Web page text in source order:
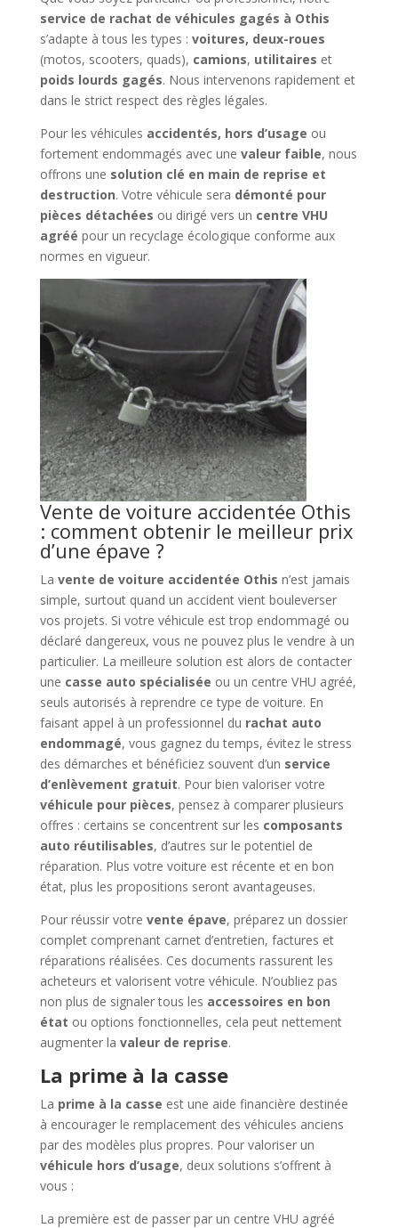
service de rachat de véhicules gagés à Othis
s’adapte à tous les types : voitures, deux-roues
(motos, scooters, quads), camions, utilitaires et
poids lourds gagés. Nous intervenons rapidement et
dans le strict respect des règles légales.
Pour les véhicules accidentés, hors d’usage ou
fortement endommagés avec une valeur faible, nous
offrons une solution clé en main de reprise et
destruction. Votre véhicule sera démonté pour
pièces détachées ou dirigé vers un centre VHU
agréé pour un recyclage écologique conforme aux
normes en vigueur.
Vente de voiture accidentée Othis
: comment obtenir le meilleur prix
d’une épave ?
La vente de voiture accidentée Othis n’est jamais
simple, surtout quand un accident vient bouleverser
vos projets. Si votre véhicule est trop endommagé ou
déclaré dangereux, vous ne pouvez plus le vendre à un
particulier. La meilleure solution est alors de contacter
une casse auto spécialisée ou un centre VHU agréé,
seuls autorisés à reprendre ce type de voiture. En
faisant appel à un professionnel du rachat auto
endommagé, vous gagnez du temps, évitez le stress
des démarches et bénéficiez souvent d’un service
d’enlèvement gratuit. Pour bien valoriser votre
véhicule pour pièces, pensez à comparer plusieurs
offres : certains se concentrent sur les composants
auto réutilisables, d’autres sur le potentiel de
réparation. Plus votre voiture est récente et en bon
état, plus les propositions seront avantageuses.
Pour réussir votre vente épave, préparez un dossier
complet comprenant carnet d’entretien, factures et
réparations réalisées. Ces documents rassurent les
acheteurs et valorisent votre véhicule. N’oubliez pas
non plus de signaler tous les accessoires en bon
état ou options fonctionnelles, cela peut nettement
augmenter la valeur de reprise.
La prime à la casse
La prime à la casse est une aide financière destinée
à encourager le remplacement des véhicules anciens
par des modèles plus propres. Pour valoriser un
véhicule hors d’usage, deux solutions s’offrent à
vous :
La première est de passer par un centre VHU agréé